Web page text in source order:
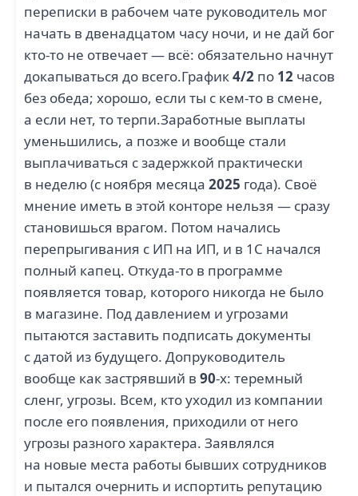
переписки в рабочем чате руководитель мог
начать в двенадцатом часу ночи, и не дай бог
кто-то не отвечает — всё: обязательно начнут
докапываться до всего.График4/2 по 12 часов
без обеда; хорошо, если ты с кем-то в смене,
а если нет, то терпи.Заработные выплаты
уменьшились, а позже и вообще стали
выплачиваться с задержкой практически
в неделю (с ноября месяца 2025 года). Своё
мнение иметь в этой конторе нельзя — сразу
становишься врагом. Потом начались
перепрыгивания с ИП на ИП, и в 1С начался
полный капец. Откуда-то в программе
появляется товар, которого никогда не было
в магазине. Под давлением и угрозами
пытаются заставить подписать документы
с датой из будущего. Допруководитель
вообще как застрявший в 90-х: теремный
сленг, угрозы. Всем, кто уходил из компании
после его появления, приходили от него
угрозы разного характера. Заявлялся
на новые места работы бывших сотрудников
и пытался очернить и испортить репутацию